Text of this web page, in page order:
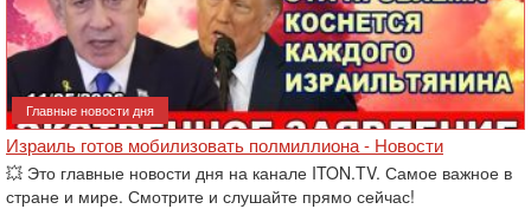
Главные новости дня
Израиль готов мобилизовать полмиллиона - Новости
💥 Это главные новости дня на канале ITON.TV. Самое важное в
стране и мире. Смотрите и слушайте прямо сейчас!